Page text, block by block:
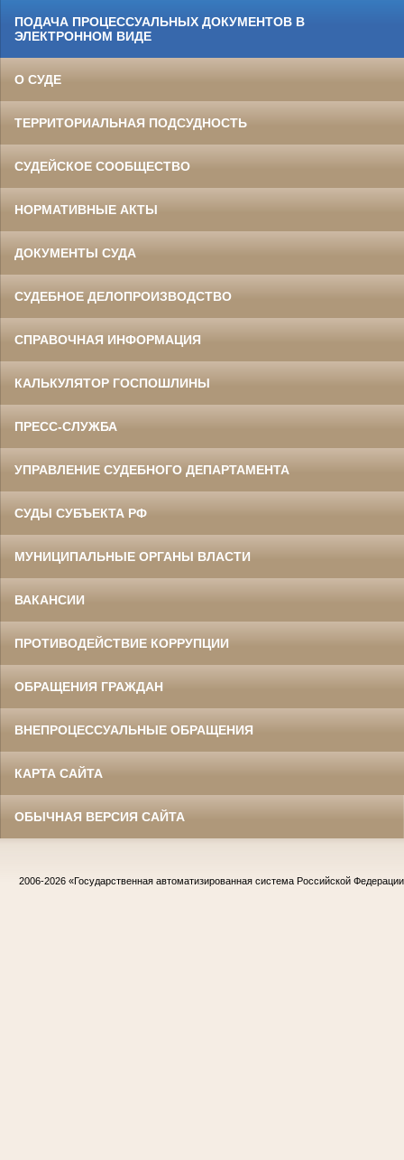
ПОДАЧА ПРОЦЕССУАЛЬНЫХ ДОКУМЕНТОВ В
ЭЛЕКТРОННОМ ВИДЕ
О СУДЕ
ТЕРРИТОРИАЛЬНАЯ ПОДСУДНОСТЬ
СУДЕЙСКОЕ СООБЩЕСТВО
НОРМАТИВНЫЕ АКТЫ
ДОКУМЕНТЫ СУДА
СУДЕБНОЕ ДЕЛОПРОИЗВОДСТВО
СПРАВОЧНАЯ ИНФОРМАЦИЯ
КАЛЬКУЛЯТОР ГОСПОШЛИНЫ
ПРЕСС-СЛУЖБА
УПРАВЛЕНИЕ СУДЕБНОГО ДЕПАРТАМЕНТА
СУДЫ СУБЪЕКТА РФ
МУНИЦИПАЛЬНЫЕ ОРГАНЫ ВЛАСТИ
ВАКАНСИИ
ПРОТИВОДЕЙСТВИЕ КОРРУПЦИИ
ОБРАЩЕНИЯ ГРАЖДАН
ВНЕПРОЦЕССУАЛЬНЫЕ ОБРАЩЕНИЯ
КАРТА САЙТА
ОБЫЧНАЯ ВЕРСИЯ САЙТА
2006-2026 «Государственная автоматизированная система Российской